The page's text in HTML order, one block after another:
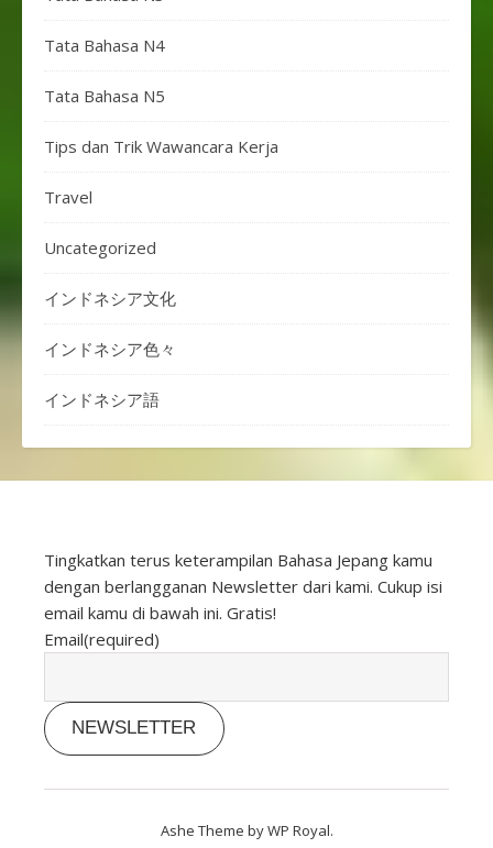
Tata Bahasa N4
Tata Bahasa N5
Tips dan Trik Wawancara Kerja
Travel
Uncategorized
インドネシア文化
インドネシア色々
インドネシア語
Tingkatkan terus keterampilan Bahasa Jepang kamu
dengan berlangganan Newsletter dari kami. Cukup isi
email kamu di bawah ini. Gratis!
Email(required)
NEWSLETTER
Ashe Theme byWP Royal.